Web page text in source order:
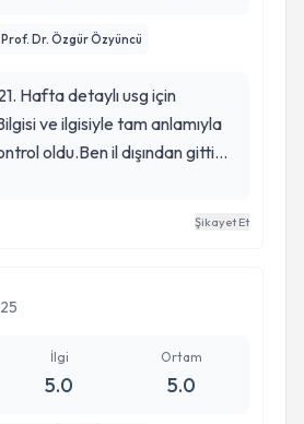
Prof. Dr. Özgür Özyüncü
Hafta detaylı usg için
ve ilgisiyle tam anlamıyla
oldu.Ben il dışından gittim
saatlik yolculuk sonrasında
Şikayet Et
İlgi
5.0
Ortam
5.0